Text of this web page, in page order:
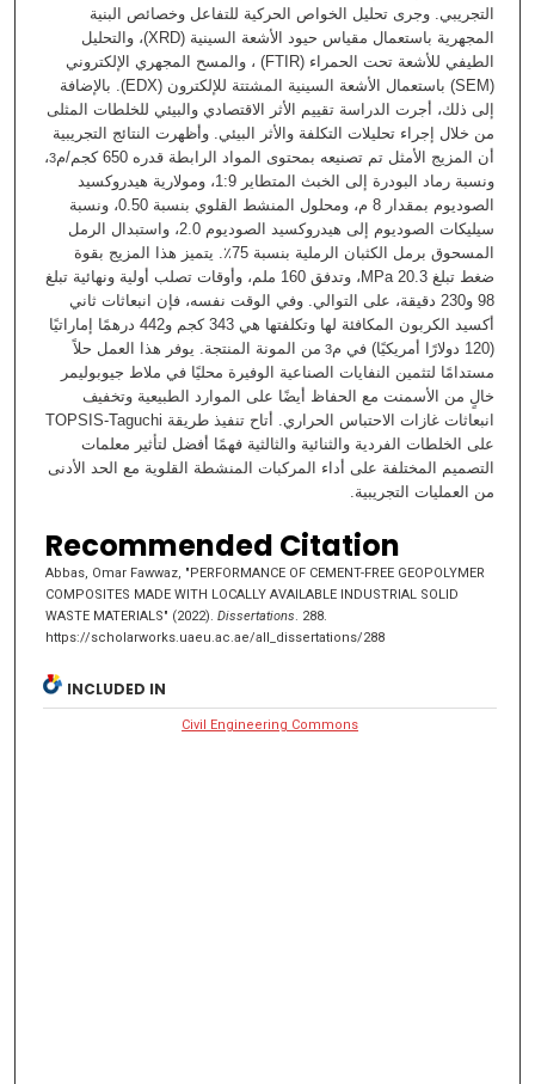
التجريبي. وجرى تحليل الخواص الحركية للتفاعل وخصائص البنية
المجهرية باستعمال مقياس حيود الأشعة السينية (XRD)، والتحليل
الطيفي للأشعة تحت الحمراء (FTIR) ، والمسح المجهري الإلكتروني
(SEM) باستعمال الأشعة السينية المشتتة للإلكترون (EDX). بالإضافة
إلى ذلك، أجرت الدراسة تقييم الأثر الاقتصادي والبيئي للخلطات المثلى
من خلال إجراء تحليلات التكلفة والأثر البيئي. وأظهرت النتائج التجريبية
أن المزيج الأمثل تم تصنيعه بمحتوى المواد الرابطة قدره 650 كجم/م
3،
ونسبة رماد البودرة إلى الخبث المتطاير 1:9، ومولارية هيدروكسيد
الصوديوم بمقدار 8 م، ومحلول المنشط القلوي بنسبة 0.50، ونسبة
سيليكات الصوديوم إلى هيدروكسيد الصوديوم 2.0، واستبدال الرمل
المسحوق برمل الكثبان الرملية بنسبة 75٪. يتميز هذا المزيج بقوة
ضغط تبلغ MPa 20.3، وتدفق 160 ملم، وأوقات تصلب أولية ونهائية تبلغ
98 و230 دقيقة، على التوالي. وفي الوقت نفسه، فإن انبعاثات ثاني
أكسيد الكربون المكافئة لها وتكلفتها هي 343 كجم و442 درهمًا إماراتيًا
(120 دولارًا أمريكيًا) في م
3 من المونة المنتجة. يوفر هذا العمل حلاً
مستدامًا لتثمين النفايات الصناعية الوفيرة محليًا في ملاط جيوبوليمر
خالٍ من الأسمنت مع الحفاظ أيضًا على الموارد الطبيعية وتخفيف
انبعاثات غازات الاحتباس الحراري. أتاح تنفيذ طريقة TOPSIS-Taguchi
على الخلطات الفردية والثنائية والثالثية فهمًا أفضل لتأثير معلمات
التصميم المختلفة على أداء المركبات المنشطة القلوية مع الحد الأدنى
من العمليات التجريبية.
Recommended Citation
Abbas, Omar Fawwaz, "PERFORMANCE OF CEMENT-FREE GEOPOLYMER
COMPOSITES MADE WITH LOCALLY AVAILABLE INDUSTRIAL SOLID
WASTE MATERIALS" (2022). Dissertations. 288.
https://scholarworks.uaeu.ac.ae/all_dissertations/288
INCLUDED IN
Civil Engineering Commons